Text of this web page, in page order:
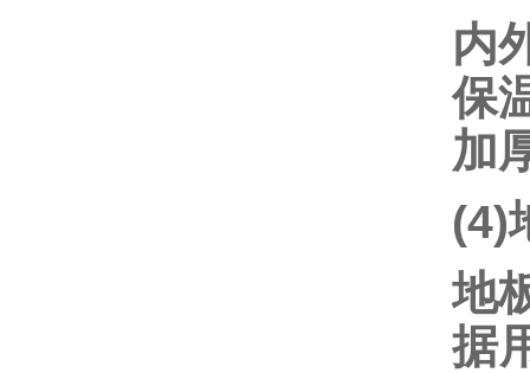
内
保
加
(4)
地
据